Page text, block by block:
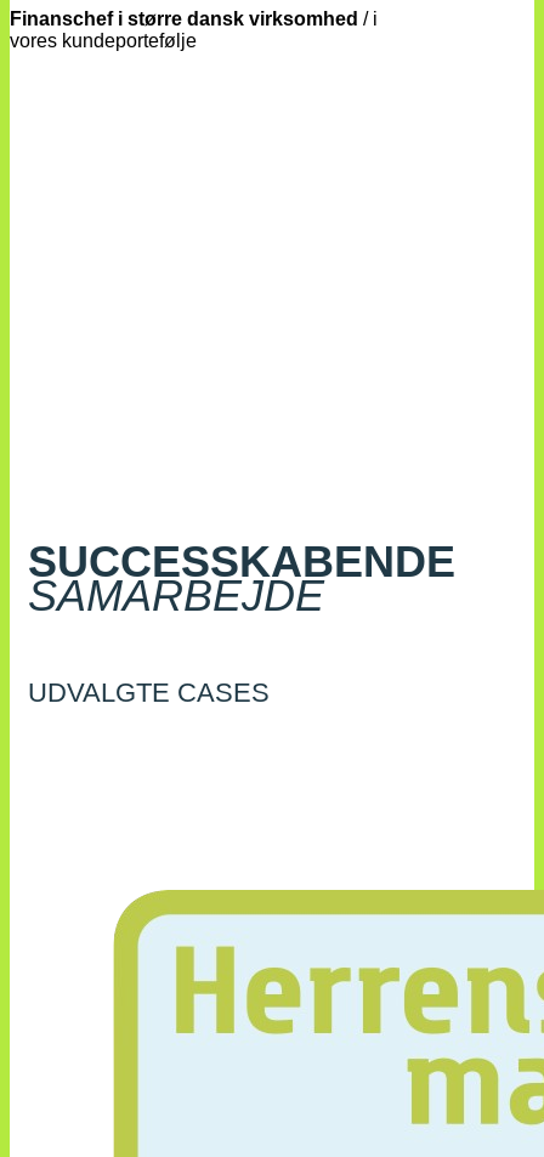
Finanschef i større dansk virksomhed / i
vores kundeportefølje
SUCCESSKABENDE
SAMARBEJDE
UDVALGTE CASES